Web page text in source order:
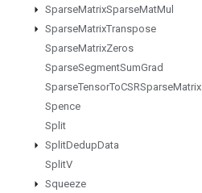
SparseMatrixSparseMatMul
SparseMatrixTranspose
SparseMatrixZeros
SparseSegmentSumGrad
SparseTensorToCSRSparseMatrix
Spence
Split
SplitDedupData
SplitV
Squeeze